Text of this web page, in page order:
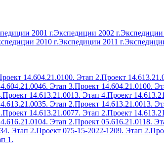
2001 г.Экспедиции 2002 г.Экспедиции
2010 г.Экспедиции 2011 г.
14.604.21.0100. Этап 2.Проект
Этап 3.Проект 14.604.21.0100.
Проект 14.613.21.0013. Этап 4.Проект
Этап 2.Проект 14.613.21.0013.
Проект 14.613.21.0077. Этап 2.Проект
Этап 2.Проект 05.616.21.0118.
Этап 2.Проект 075-15-2022-1209. Этап 2.
1.